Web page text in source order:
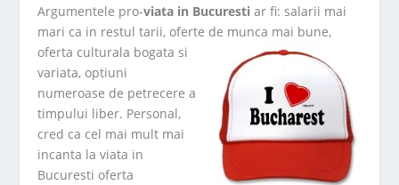
Argumentele pro-viata in Bucuresti ar fi: salarii mai
mari ca in restul tarii, oferte de munca mai bune,
oferta culturala bogata si
variata, optiuni
numeroase de petrecere a
timpului liber. Personal,
cred ca cel mai mult mai
incanta la viata in
Bucuresti oferta